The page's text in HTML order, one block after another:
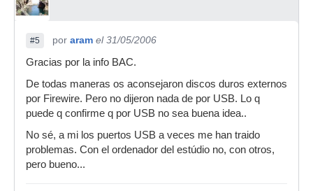
#5 por aram el 31/05/2006
Gracias por la info BAC.
De todas maneras os aconsejaron discos duros externos
por Firewire. Pero no dijeron nada de por USB. Lo q
puede q confirme q por USB no sea buena idea..
No sé, a mi los puertos USB a veces me han traido
problemas. Con el ordenador del estúdio no, con otros,
pero bueno...